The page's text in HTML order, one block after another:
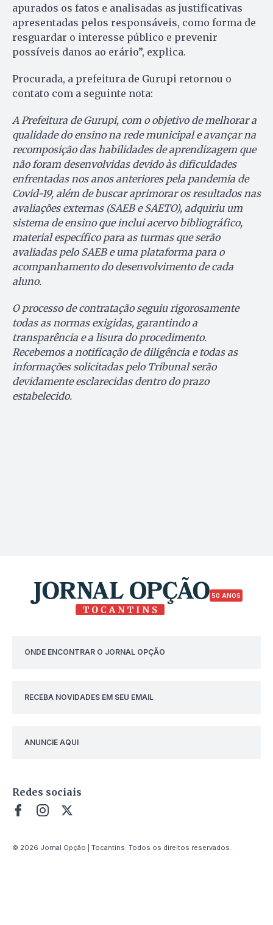
apurados os fatos e analisadas as justificativas
apresentadas pelos responsáveis, como forma de
resguardar o interesse público e prevenir
possíveis danos ao erário”, explica.
Procurada, a prefeitura de Gurupi retornou o
contato com a seguinte nota:
A Prefeitura de Gurupi, com o objetivo de melhorar a
qualidade do ensino na rede municipal e avançar na
recomposição das habilidades de aprendizagem que
não foram desenvolvidas devido às dificuldades
enfrentadas nos anos anteriores pela pandemia de
Covid-19, além de buscar aprimorar os resultados nas
avaliações externas (SAEB e SAETO), adquiriu um
sistema de ensino que inclui acervo bibliográfico,
material específico para as turmas que serão
avaliadas pelo SAEB e uma plataforma para o
acompanhamento do desenvolvimento de cada
aluno.
O processo de contratação seguiu rigorosamente
todas as normas exigidas, garantindo a
transparência e a lisura do procedimento.
Recebemos a notificação de diligência e todas as
informações solicitadas pelo Tribunal serão
devidamente esclarecidas dentro do prazo
estabelecido.
50 ANOS
ONDE ENCONTRAR O JORNAL OPÇÃO
RECEBA NOVIDADES EM SEU EMAIL
ANUNCIE AQUI
Redes sociais
© 2026 Jornal Opção | Tocantins. Todos os direitos reservados.